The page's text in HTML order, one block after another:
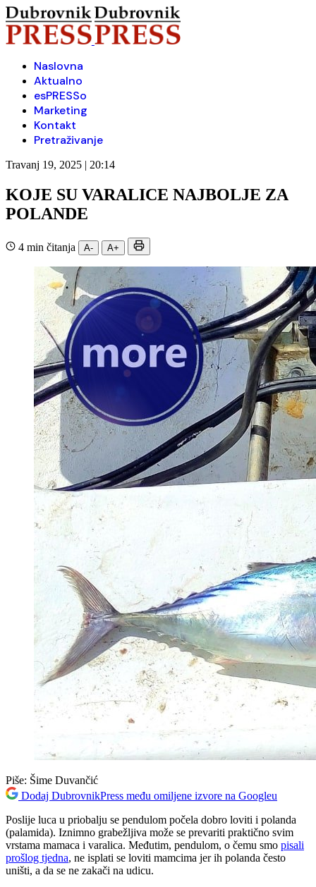
Naslovna
Aktualno
esPRESSo
Marketing
Kontakt
Pretraživanje
Travanj 19, 2025 | 20:14
KOJE SU VARALICE NAJBOLJE ZA
POLANDE
4 min čitanja A- A+
Piše: Šime Duvančić
Dodaj DubrovnikPress među omiljene izvore na Googleu
Poslije luca u priobalju se pendulom počela dobro loviti i polanda
(palamida). Iznimno grabežljiva može se prevariti praktično svim
vrstama mamaca i varalica. Međutim, pendulom, o čemu smo pisali
prošlog tjedna, ne isplati se loviti mamcima jer ih polanda često
uništi, a da se ne zakači na udicu.